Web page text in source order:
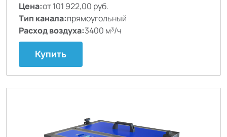
Цена:от 101 922,00 руб.
Тип канала:прямоугольный
Расход воздуха:3400 м³/ч
Купить